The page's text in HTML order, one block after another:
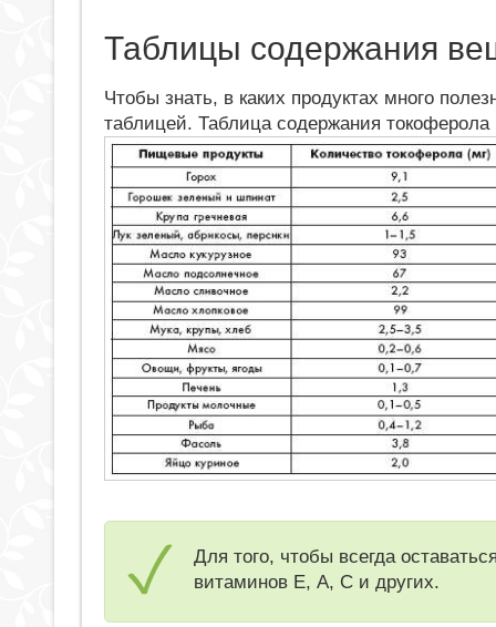
Таблицы содержания
Чтобы знать, в каких продуктах много
таблицей. Таблица содержания
Для того, чтобы всегда
витаминов Е, А, С и других.